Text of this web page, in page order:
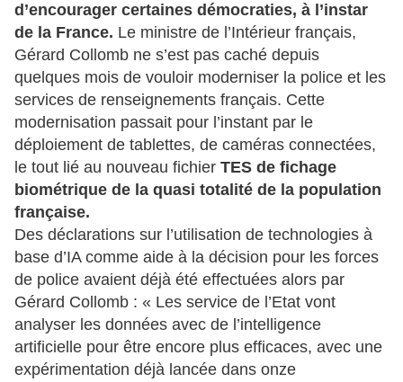
d’encourager certaines démocraties, à l’instar
de la France. Le ministre de l’Intérieur français,
Gérard Collomb ne s’est pas caché depuis
quelques mois de vouloir moderniser la police et les
services de renseignements français. Cette
modernisation passait pour l’instant par le
déploiement de tablettes, de caméras connectées,
le tout lié au nouveau fichier TES de fichage
biométrique de la quasi totalité de la population
française.
Des déclarations sur l’utilisation de technologies à
base d’IA comme aide à la décision pour les forces
de police avaient déjà été effectuées alors par
Gérard Collomb : « Les service de l’Etat vont
analyser les données avec de l’intelligence
artificielle pour être encore plus efficaces, avec une
expérimentation déjà lancée dans onze